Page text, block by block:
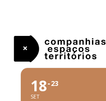
SETEMBRO,
18
SET
23